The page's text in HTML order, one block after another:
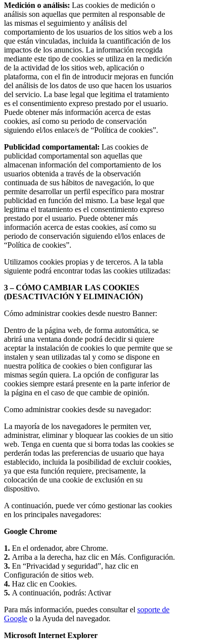
Medición o análisis: Las cookies de medición o
análisis son aquellas que permiten al responsable de
las mismas el seguimiento y análisis del
comportamiento de los usuarios de los sitios web a los
que están vinculadas, incluida la cuantificación de los
impactos de los anuncios. La información recogida
mediante este tipo de cookies se utiliza en la medición
de la actividad de los sitios web, aplicación o
plataforma, con el fin de introducir mejoras en función
del análisis de los datos de uso que hacen los usuarios
del servicio. La base legal que legitima el tratamiento
es el consentimiento expreso prestado por el usuario.
Puede obtener más información acerca de estas
cookies, así como su periodo de conservación
siguiendo el/los enlace/s de “Política de cookies”.
Publicidad comportamental: Las cookies de
publicidad comportamental son aquellas que
almacenan información del comportamiento de los
usuarios obtenida a través de la observación
continuada de sus hábitos de navegación, lo que
permite desarrollar un perfil específico para mostrar
publicidad en función del mismo. La base legal que
legitima el tratamiento es el consentimiento expreso
prestado por el usuario. Puede obtener más
información acerca de estas cookies, así como su
periodo de conservación siguiendo el/los enlaces de
“Política de cookies”.
Utilizamos cookies propias y de terceros. A la tabla
siguiente podrá encontrar todas las cookies utilizadas:
3 – CÓMO CAMBIAR LAS COOKIES
(DESACTIVACIÓN Y ELIMINACIÓN)
Cómo administrar cookies desde nuestro Banner:
Dentro de la página web, de forma automática, se
abrirá una ventana donde podrá decidir si quiere
aceptar la instalación de cookies lo que permite que se
instalen y sean utilizadas tal y como se dispone en
nuestra política de cookies o bien configurar las
mismas según quiera. La opción de configurar las
cookies siempre estará presente en la parte inferior de
la página en el caso de que cambie de opinión.
Como administrar cookies desde su navegador:
La mayoría de los navegadores le permiten ver,
administrar, eliminar y bloquear las cookies de un sitio
web. Tenga en cuenta que si borra todas las cookies se
perderán todas las preferencias de usuario que haya
establecido, incluida la posibilidad de excluir cookies,
ya que esta función requiere, precisamente, la
colocación de una cookie de exclusión en su
dispositivo.
A continuación, puede ver cómo gestionar las cookies
en los principales navegadores:
Google Chrome
1. En el ordenador, abre Chrome.
2. Arriba a la derecha, haz clic en Más. Configuración.
3. En “Privacidad y seguridad”, haz clic en
Configuración de sitios web.
4. Haz clic en Cookies.
5. A continuación, podrás: Activar
Para más información, puedes consultar el soporte de
Google o la Ayuda del navegador.
Microsoft Internet Explorer